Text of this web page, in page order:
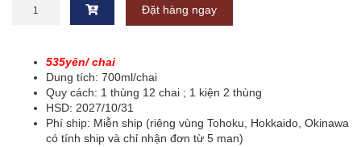
[535¥/chai]
nguyên
thùng
(850g
Đặt hàng ngay
535yên/ chai
Dung tích: 700ml/chai
Quy cách: 1 thùng 12 chai ; 1 kiện 2 thùng
HSD: 2027/10/31
Phí ship: Miễn ship (riêng vùng Tohoku, Hokkaido, Okinawa
có tính ship và chỉ nhận đơn từ 5 man)